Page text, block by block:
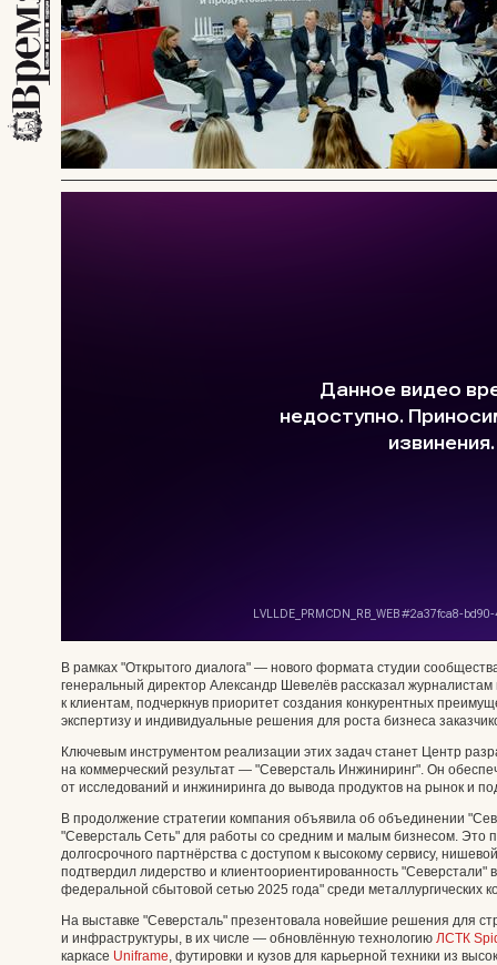
В рамках "Открытого диалога" — нового формата студии
генеральный директор Александр Шевелёв рассказал
к клиентам, подчеркнув приоритет создания конкурентных
экспертизу и индивидуальные решения для роста бизнеса
Ключевым инструментом реализации этих задач станет Центр
на коммерческий результат — "Северсталь Инжиниринг". Он
от исследований и инжиниринга до вывода продуктов на рынок и
В продолжение стратегии компания объявила об объединении
"Северсталь Сеть" для работы со средним и малым бизнесом. Это
долгосрочного партнёрства с доступом к высокому сервису,
подтвердил лидерство и клиентоориентированность
федеральной сбытовой сетью 2025 года" среди металлургических
На выставке "Северсталь" презентовала новейшие решения для
и инфраструктуры, в их числе — обновлённую технологию ЛСТК
каркасе Uniframe, футировки и кузов для карьерной техники из